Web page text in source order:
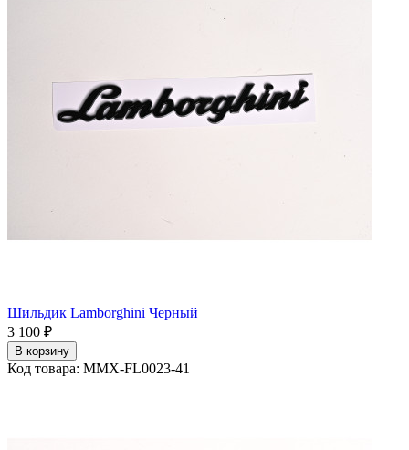
Шильдик Lamborghini Черный
3 100 ₽
В корзину
Код товара: MMX-FL0023-41